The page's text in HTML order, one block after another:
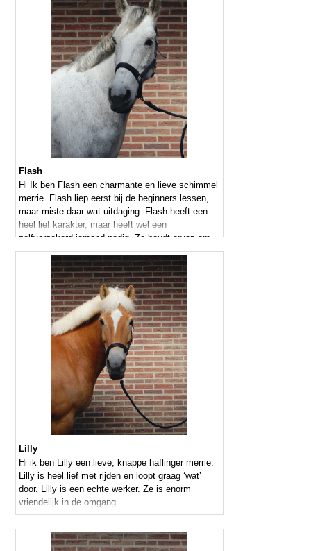
Flash
Hi Ik ben Flash een charmante en lieve schimmel
merrie. Flash liep eerst bij de beginners lessen,
maar miste daar wat uitdaging. Flash heeft een
heel lief karakter, maar heeft wel een
zelfverzekerd iemand nodig. Ze houdt ervan om
gepoetst te worden en doet er ook alles aan om
weer mooi wit te worden.
Lilly
Hi ik ben Lilly een lieve, knappe haflinger merrie.
Lilly is heel lief met rijden en loopt graag ‘wat’
door. Lilly is een echte werker. Ze is enorm
vriendelijk in de omgang.